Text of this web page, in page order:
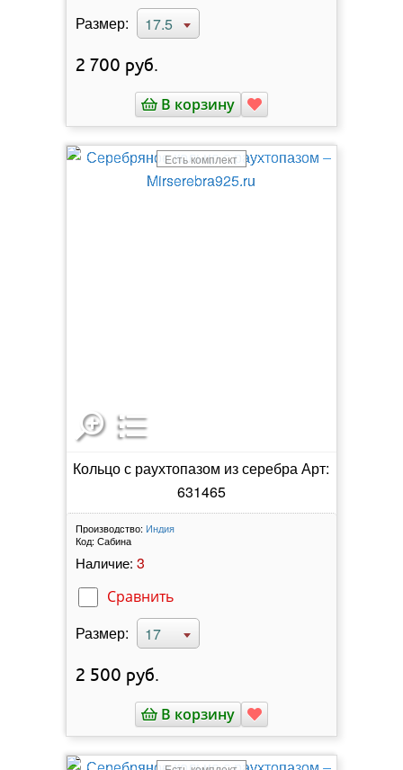
Размер: 17.5
2 700 руб.
В корзину
Есть комплект
Кольцо с раухтопазом из серебра Арт:
631465
Производство: Индия
Код: Сабина
Наличие: 3
Сравнить
Размер: 17
2 500 руб.
В корзину